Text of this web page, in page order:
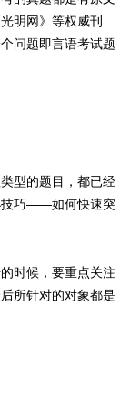
明网》等权威刊
问题即言语考试题
型的题目，都已经
技巧——如何快速突
时候，要重点关注
所针对的对象都是